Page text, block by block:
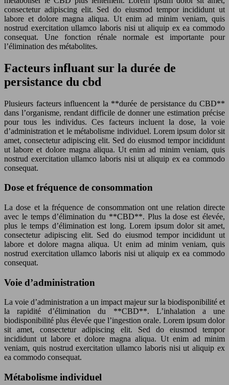
consectetur adipiscing elit. Sed do eiusmod tempor incididunt ut
labore et dolore magna aliqua. Ut enim ad minim veniam, quis
nostrud exercitation ullamco laboris nisi ut aliquip ex ea commodo
consequat. Une fonction rénale normale est importante pour
l’élimination des métabolites.
Facteurs influant sur la durée de
persistance du cbd
Plusieurs facteurs influencent la **durée de persistance du CBD**
dans l’organisme, rendant difficile de donner une estimation précise
pour tous les individus. Ces facteurs incluent la dose, la voie
d’administration et le métabolisme individuel. Lorem ipsum dolor sit
amet, consectetur adipiscing elit. Sed do eiusmod tempor incididunt
ut labore et dolore magna aliqua. Ut enim ad minim veniam, quis
nostrud exercitation ullamco laboris nisi ut aliquip ex ea commodo
consequat.
Dose et fréquence de consommation
La dose et la fréquence de consommation ont une relation directe
avec le temps d’élimination du **CBD**. Plus la dose est élevée,
plus le temps d’élimination est long. Lorem ipsum dolor sit amet,
consectetur adipiscing elit. Sed do eiusmod tempor incididunt ut
labore et dolore magna aliqua. Ut enim ad minim veniam, quis
nostrud exercitation ullamco laboris nisi ut aliquip ex ea commodo
consequat.
Voie d’administration
La voie d’administration a un impact majeur sur la biodisponibilité et
la rapidité d’élimination du **CBD**. L’inhalation a une
biodisponibilité plus élevée que l’ingestion orale. Lorem ipsum dolor
sit amet, consectetur adipiscing elit. Sed do eiusmod tempor
incididunt ut labore et dolore magna aliqua. Ut enim ad minim
veniam, quis nostrud exercitation ullamco laboris nisi ut aliquip ex
ea commodo consequat.
Métabolisme individuel